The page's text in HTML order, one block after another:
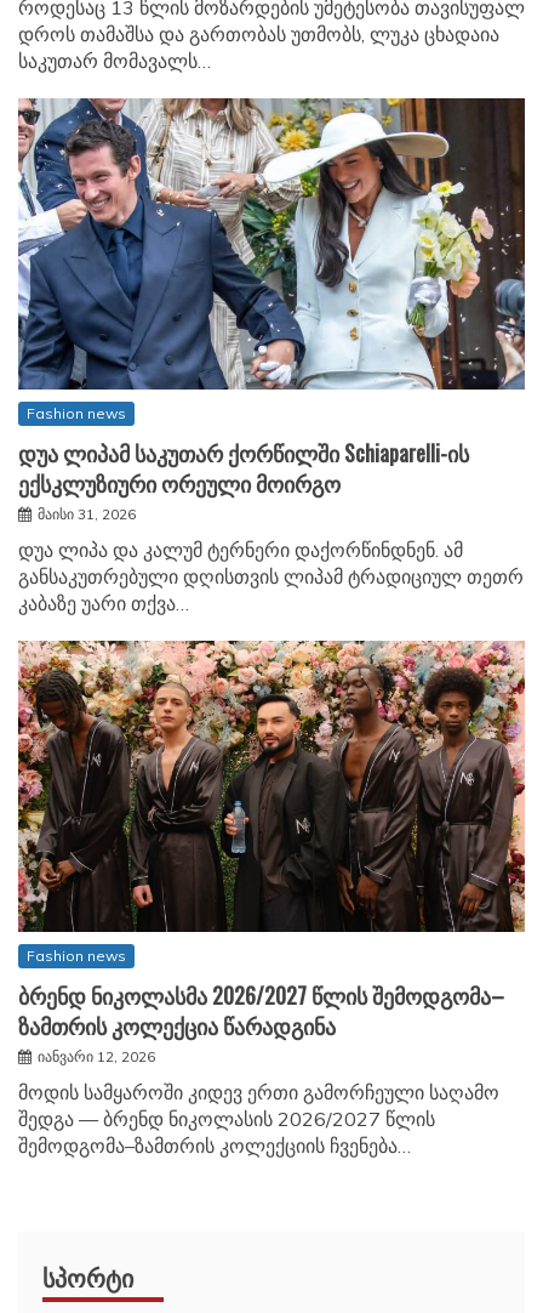
როდესაც 13 წლის მოზარდების უმეტესობა თავისუფალ
დროს თამაშსა და გართობას უთმობს, ლუკა ცხადაია
საკუთარ მომავალს…
Fashion news
დუა ლიპამ საკუთარ ქორწილში Schiaparelli-ის
ექსკლუზიური ორეული მოირგო
მაისი 31, 2026
დუა ლიპა და კალუმ ტერნერი დაქორწინდნენ. ამ
განსაკუთრებული დღისთვის ლიპამ ტრადიციულ თეთრ
კაბაზე უარი თქვა…
Fashion news
ბრენდ ნიკოლასმა 2026/2027 წლის შემოდგომა–
ზამთრის კოლექცია წარადგინა
იანვარი 12, 2026
მოდის სამყაროში კიდევ ერთი გამორჩეული საღამო
შედგა — ბრენდ ნიკოლასის 2026/2027 წლის
შემოდგომა–ზამთრის კოლექციის ჩვენება…
ᲡᲞᲝᲠᲢᲘ